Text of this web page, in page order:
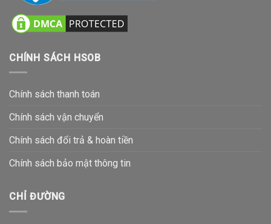
CHÍNH SÁCH HSOB
Chính sách thanh toán
Chính sách vận chuyển
Chính sách đổi trả & hoàn tiền
Chính sách bảo mật thông tin
CHỈ ĐƯỜNG